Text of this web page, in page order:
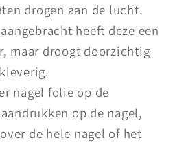
drogen aan de lucht.
heeft deze een
maar droogt doorzichtig
nagel folie op de
op de nagel,
de hele nagel of het